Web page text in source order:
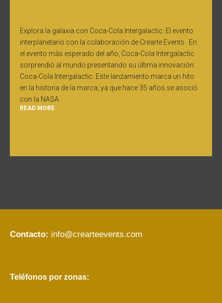
Explora la galaxia con Coca-Cola Intergalactic: El evento
interplanetario con la colaboración de Crearte Events En
el evento más esperado del año, Coca-Cola Intergalactic
sorprendió al mundo presentando su última innovación:
Coca-Cola Intergalactic. Este lanzamiento marca un hito
en la historia de la marca, ya que hace 35 años se asoció
con la NASA
READ MORE
Contacto: info@crearteevents.com
Teléfonos por zonas: